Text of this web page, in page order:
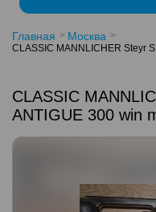
Главная Москва
CLASSIC MANNLICHER Steyr
CLASSIC
ANTIGUE 300 win